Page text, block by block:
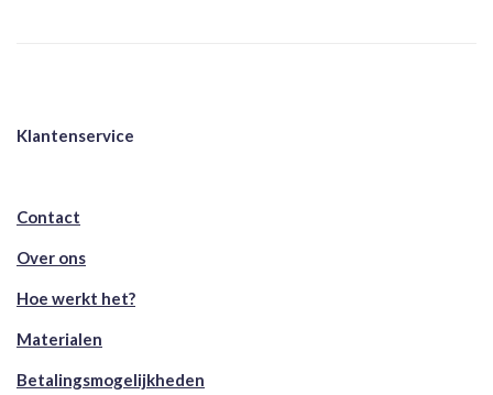
Klantenservice
Contact
Over ons
Hoe werkt het?
Materialen
Betalingsmogelijkheden